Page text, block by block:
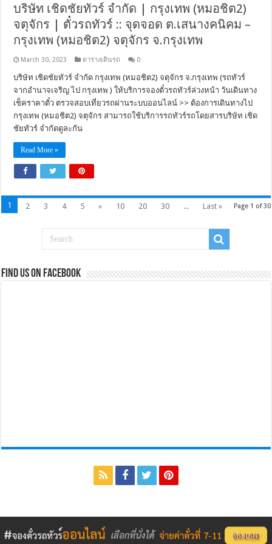
บริษัท เชิดชัยทัวร์ จำกัด | กรุงเทพ (หมอชิต2)
จตุจักร | ตั๋วรถทัวร์ :: จุดจอด ต.เสนางคนิคม –
กรุงเทพ (หมอชิต2) จตุจักร จ.กรุงเทพ
March 30, 2023 ตารางเดินรถ 0
บริษัท เชิดชัยทัวร์ จำกัด กรุงเทพ (หมอชิต2) จตุจักร จ.กรุงเทพ (รถทัวร์
จากอำนาจเจริญ ไป กรุงเทพ ) ให้บริการจองตั๋วรถทัวร์ล่วงหน้า วันเดินทาง
เช็คราคาตั๋ว ตรวจสอบเที่ยวรถผ่านระบบออนไลน์ >> ต้องการเดินทางไป
กรุงเทพ (หมอชิต2) จตุจักร สามารถใช้บริการรถทัวร์รถโดยสารบริษัท เชิด
ชัยทัวร์ จำกัดดูละกัน
Read More »
Page 1 of 30
1 2 3 4 5 » 10 20 30 ... Last »
Find us on Facebook